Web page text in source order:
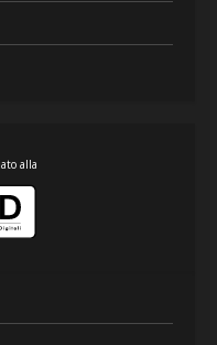
alla